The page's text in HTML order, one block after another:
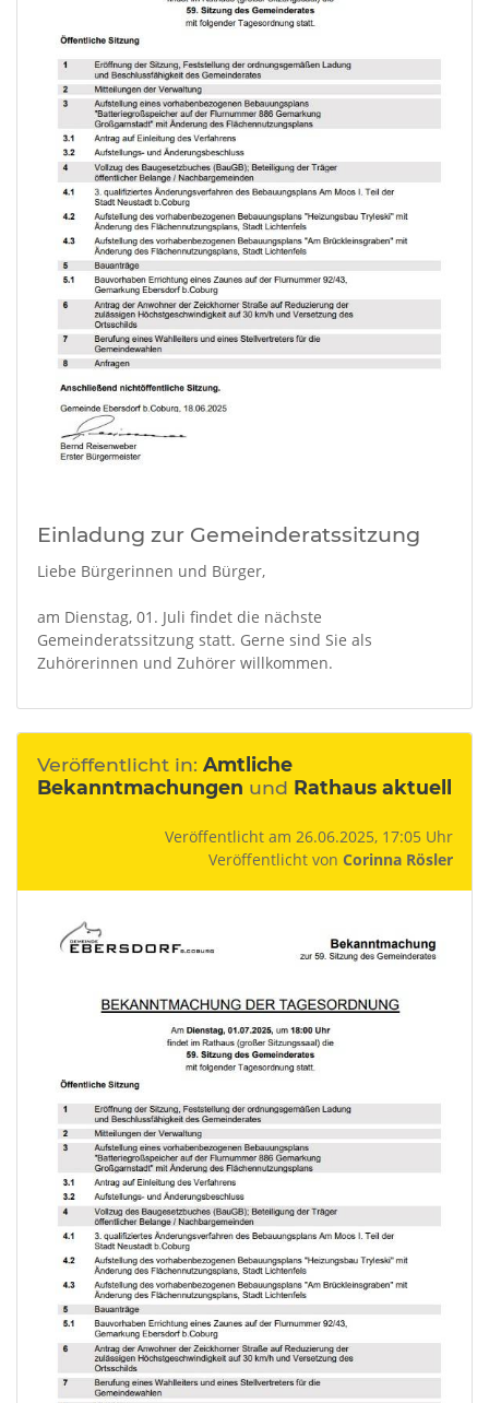
Einladung zur Gemeinderatssitzung
Liebe Bürgerinnen und Bürger,
am Dienstag, 01. Juli findet die nächste
Gemeinderatssitzung statt. Gerne sind Sie als
Zuhörerinnen und Zuhörer willkommen.
Veröffentlicht in: Amtliche
Bekanntmachungen und Rathaus aktuell
Veröffentlicht am 26.06.2025, 17:05 Uhr
Veröffentlicht von Corinna Rösler